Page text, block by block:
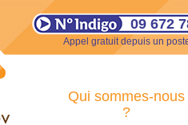
09 672
Appel gratuit depuis un
Qui sommes-nous
?